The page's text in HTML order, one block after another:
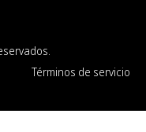
Términos de servicio